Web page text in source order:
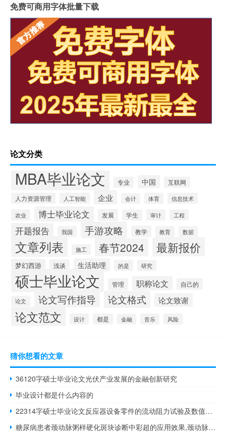
免费可商用字体批量下载
论文分类
MBA毕业论文 专业 中国
互联网
人力资源管理
人工智能 企业 会计 体育 信息技术
农业 博士毕业论文 发展 学生 审计 工程
开题报告 我国 手游攻略 教学 教育 数据
文章列表 施工 春节2024 最新报价
梦幻西游 浅谈 生活助理 的是 研究
硕士毕业论文 管理 职称论文 自己的
论文 论文写作指导 论文格式 论文致谢
论文范文 设计 都是 金融 音乐 风险
猜你想看的文章
36120字硕士毕业论文光伏产业发展的金融创新研究
毕业设计都是什么内容的
22314字硕士毕业论文反应器设备零件的流动阻力试验及数值研究
糖尿病患者颈动脉粥样硬化斑块诊断中彩超的应用效果,颈动脉粥样硬化斑块能治愈吗？